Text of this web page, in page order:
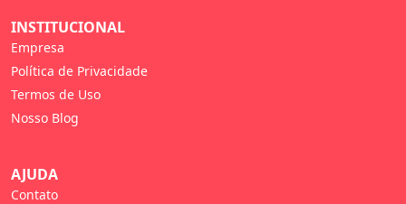
INSTITUCIONAL
Empresa
Política de Privacidade
Termos de Uso
Nosso Blog
AJUDA
Contato